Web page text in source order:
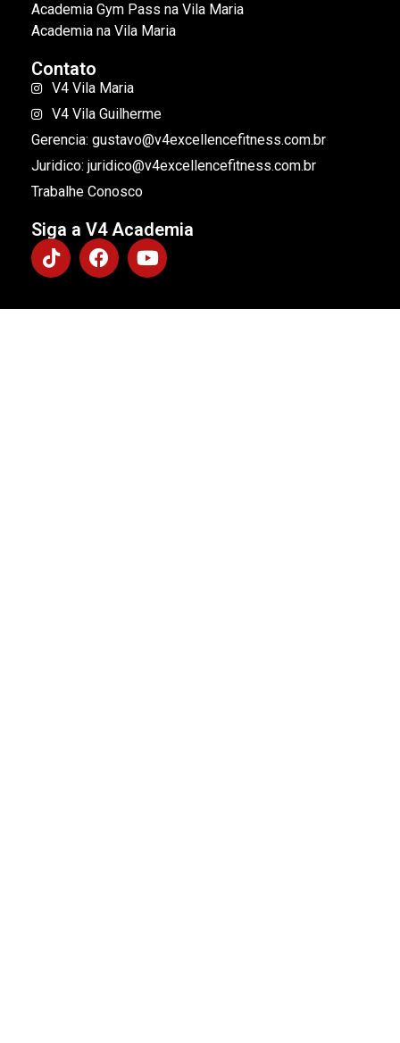
Academia Gym Pass na Vila Maria
Academia na Vila Maria
Contato
V4 Vila Maria
V4 Vila Guilherme
Gerencia: gustavo@v4excellencefitness.com.br
Juridico: juridico@v4excellencefitness.com.br
Trabalhe Conosco
Siga a V4 Academia